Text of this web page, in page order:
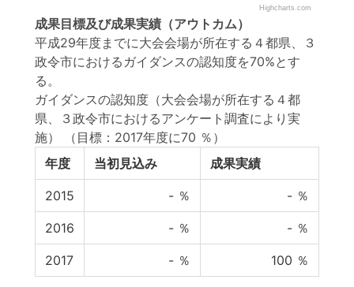
Highcharts.com
成果目標及び成果実績 （アウトカム）
平成29年度までに大会会場が所在する４都県、３
政令市におけるガイダンスの認知度を70%とす
る。
ガイダンスの認知度（大会会場が所在する４都
県、３政令市におけるアンケート調査により実
施）
（目標：2017年度に70 ％）
年度
当初見込み 成果実績
2015 - ％ - ％
2016 - ％ - ％
2017 - ％ 100 ％